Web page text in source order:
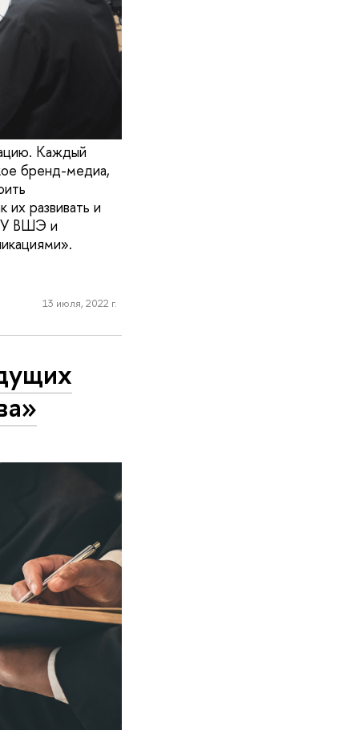
Каждый
бренд-медиа,
развивать и
ВШЭ и
13 июля, 2022 г.